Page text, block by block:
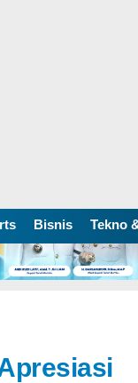
Bisnis Tekno